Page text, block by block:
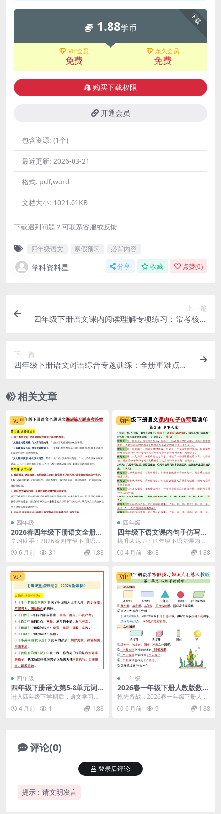
下载
1.88学币
VIP会员
免费
永久会员
免费
购买下载权限
开通会员
包含资源: (1个)
最近更新: 2026-03-21
格式: pdf,word
文档大小: 1021.01KB
下载遇到问题？可联系客服或反馈
四年级语文 寒假预习 必背内容
学科资料星 分享 收藏 点赞(0)
上一篇
四年级下册语文课内阅读理解专项练习：常考核心
下一篇
四年级下册语文词语综合专题训练：全册重难点词
相关文章
VIP
四年级
2026春四年级下册语文全册同
步课后练习题参考答案及重难
学习助手：2026春四年级下册语文
全册课后练习题参考答案全集 大家
好，我是学科星...
6 月前 31 1.88
VIP
四年级
四年级下语文课内句子仿写晨
读单20页及专项训练素材
提升表达力：四年级下语文课内句
子仿写专项练习 对于小学四年级的
孩子来说，模仿是掌...
4 月前 8 1.88
VIP
四年级
四年级下册语文第5-8单元词
语专项练习题电子版
进入四年级下学期后，语文学习的
深度明显增加，尤其是第5至第8单
元涵盖了大量重点生...
4 月前 1 1.88
VIP
一年级
2026春一年级下册人教版数学
寒假预习全册知识点汇总同步
抢先备战：2026春一年级下册人教
版数学寒假预习全册知识点汇总 大
家好，我是学科...
6 月前 9 1.88
评论(0)
提示：请文明发言
登录后评论